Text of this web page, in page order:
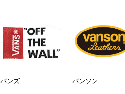
バンズ バンソン